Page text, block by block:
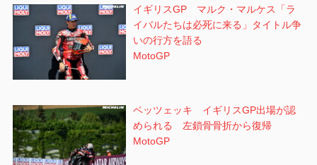
イギリスGP マルク・マルケス「ラ
イバルたちは必死に来る」タイトル争
いの行方を語る
MotoGP
ベッツェッキ イギリスGP出場が認
められる 左鎖骨骨折から復帰
MotoGP